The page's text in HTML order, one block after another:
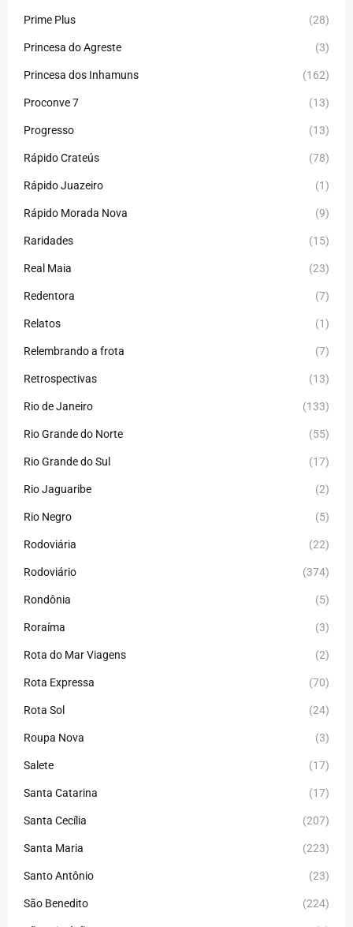
Prime Plus (28)
Princesa do Agreste (3)
Princesa dos Inhamuns (162)
Proconve 7 (13)
Progresso (13)
Rápido Crateús (78)
Rápido Juazeiro (1)
Rápido Morada Nova (9)
Raridades (15)
Real Maia (23)
Redentora (7)
Relatos (1)
Relembrando a frota (7)
Retrospectivas (13)
Rio de Janeiro (133)
Rio Grande do Norte (55)
Rio Grande do Sul (17)
Rio Jaguaribe (2)
Rio Negro (5)
Rodoviária (22)
Rodoviário (374)
Rondônia (5)
Roraíma (3)
Rota do Mar Viagens (2)
Rota Expressa (70)
Rota Sol (24)
Roupa Nova (3)
Salete (17)
Santa Catarina (17)
Santa Cecília (207)
Santa Maria (223)
Santo Antônio (23)
São Benedito (224)